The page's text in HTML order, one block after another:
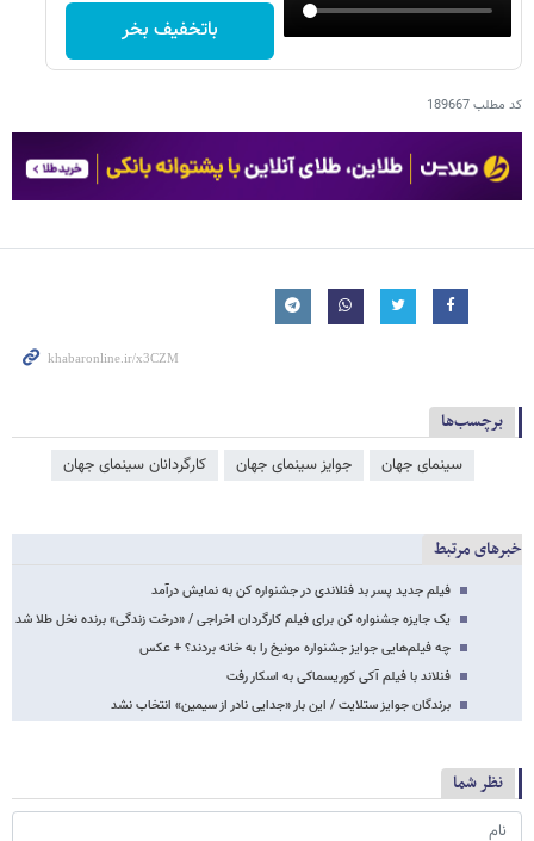
باتخفیف بخر
کد مطلب189667
برچسب‌ها
سینمای جهان جوایز سینمای جهان کارگردانان سینمای جهان
خبرهای مرتبط
فیلم جدید پسر بد فنلاندی در جشنواره کن به نمایش درآمد
یک جایزه جشنواره کن برای فیلم کارگردان اخراجی / «درخت زندگی»‌ برنده نخل طلا شد
چه فیلم‌هایی جوایز جشنواره مونیخ را به خانه بردند؟ + عکس
فنلاند با فیلم آکی کوریسماکی به اسکار رفت
برندگان جوایز ستلایت / این بار «جدایی نادر از سیمین» انتخاب نشد
نظر شما